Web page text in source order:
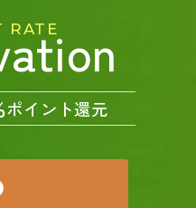
RATE
ポイント還元